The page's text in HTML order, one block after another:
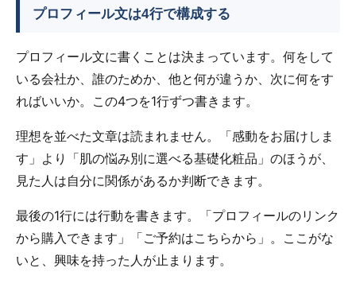
プロフィール文は4行で構成する
プロフィール文に書くことは決まっています。何をして
いる会社か、誰のためか、他と何が違うか、次に何をす
ればいいか。この4つを1行ずつ書きます。
理想を並べた文章は読まれません。「感動をお届けしま
す」より「肌の悩み別に選べる基礎化粧品」のほうが、
見た人は自分に関係があるか判断できます。
最後の1行には行動を書きます。「プロフィールのリンク
から購入できます」「ご予約はこちらから」。ここがな
いと、興味を持った人が止まります。